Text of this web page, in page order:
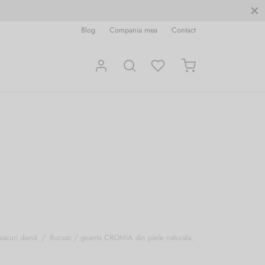
Blog Compania mea Contact
damă /
Rucsac / geanta CROMIA din piele naturala,